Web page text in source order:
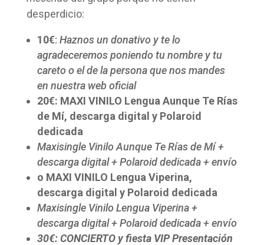
desperdicio:
10€: Haznos un donativo y te lo
agradeceremos poniendo tu nombre y tu
careto o el de la persona que nos mandes
en nuestra web oficial
20€: MAXI VINILO Lengua Aunque Te Rías
de Mí, descarga digital y Polaroid
dedicada
Maxisingle Vinilo Aunque Te Rías de Mí +
descarga digital + Polaroid dedicada + envío
o MAXI VINILO Lengua Viperina,
descarga digital y Polaroid dedicada
Maxisingle Vinilo Lengua Viperina +
descarga digital + Polaroid dedicada + envío
30€:CONCIERTO y fiesta VIP Presentación